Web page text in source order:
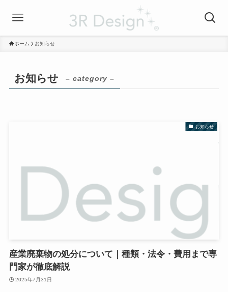
ホーム お知らせ
お知らせ – category –
お知らせ
産業廃棄物の処分について｜種類・法令・費用まで専
門家が徹底解説
2025年7月31日